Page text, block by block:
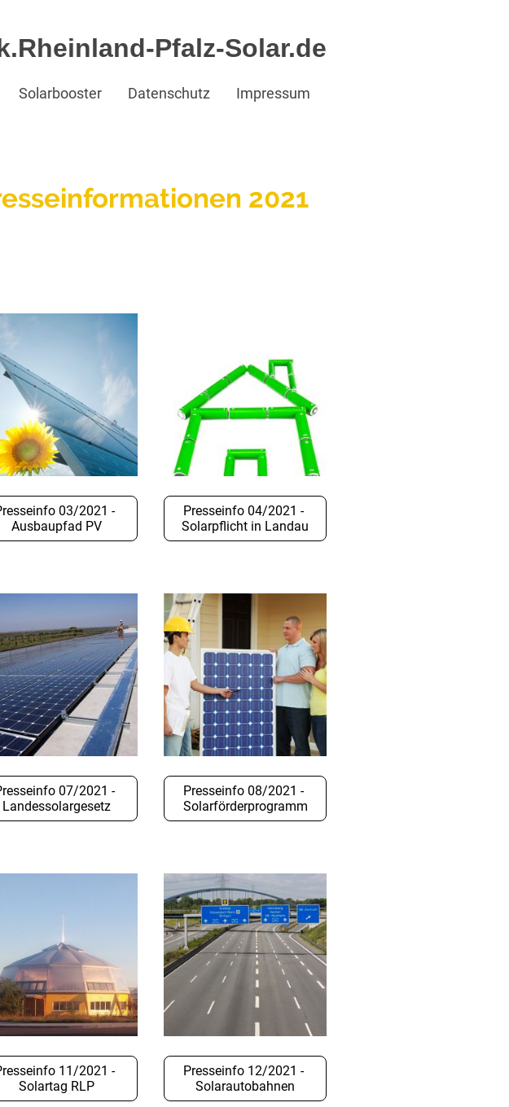
Pfalz-Solar.de
Solarbooster Datenschutz Impressum
2021
03/2021 -
Ausbaupfad PV
Presseinfo 04/2021 -
Solarpflicht in Landau
07/2021 -
Landessolargesetz
Presseinfo 08/2021 -
Solarförderprogramm
11/2021 -
Solartag RLP
Presseinfo 12/2021 -
Solarautobahnen